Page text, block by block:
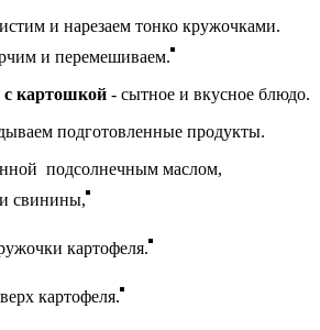
и нарезаем тонко кружочками.
и перемешиваем.
с картошкой - сытное и вкусное блюдо.
подготовленные продукты.
подсолнечным маслом,
свинины,
картофеля.
картофеля.